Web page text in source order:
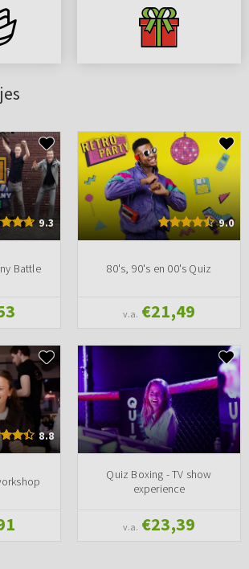
9.3
Battle
9.0
80's, 90's en 00's Quiz
v.a. €21,49
8.8
Quiz Boxing - TV show
experience
v.a. €23,39